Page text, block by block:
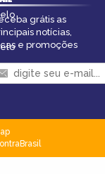
grátis as
notícias,
e promoções